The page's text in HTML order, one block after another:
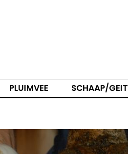
PLUIMVEE SCHAAP/GEIT